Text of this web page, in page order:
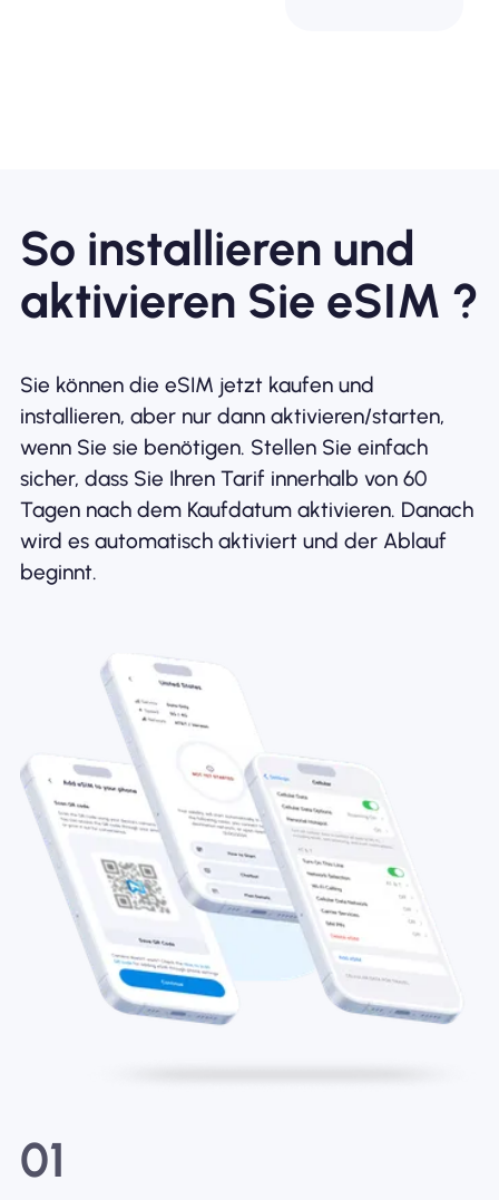
So installieren und
aktivieren Sie eSIM ?
Sie können die eSIM jetzt kaufen und
installieren, aber nur dann aktivieren/starten,
wenn Sie sie benötigen. Stellen Sie einfach
sicher, dass Sie Ihren Tarif innerhalb von 60
Tagen nach dem Kaufdatum aktivieren. Danach
wird es automatisch aktiviert und der Ablauf
beginnt.
01